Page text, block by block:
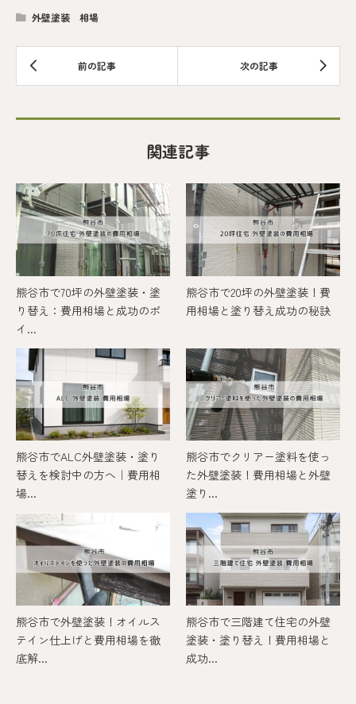
外壁塗装 相場
関連記事
熊谷市で70坪の外壁塗装・塗
り替え：費用相場と成功のポ
イ...
熊谷市で20坪の外壁塗装！費
用相場と塗り替え成功の秘訣
熊谷市でALC外壁塗装・塗り
替えを検討中の方へ｜費用相
場...
熊谷市でクリアー塗料を使っ
た外壁塗装！費用相場と外壁
塗り...
熊谷市で外壁塗装！オイルス
テイン仕上げと費用相場を徹
底解...
熊谷市で三階建て住宅の外壁
塗装・塗り替え！費用相場と
成功...